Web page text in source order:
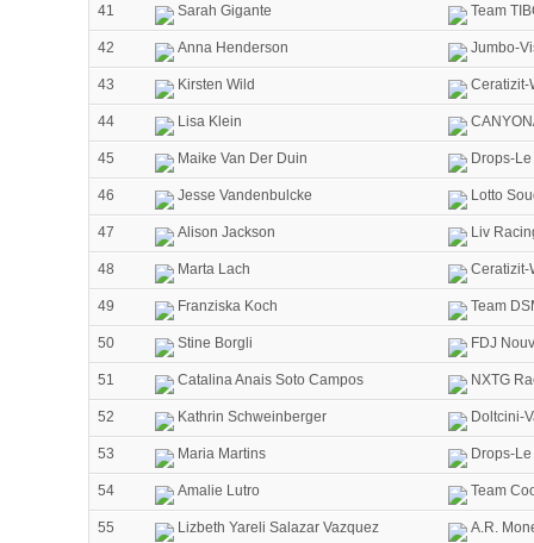
41 Sarah Gigante Team
42 Anna Henderson Jumbo-
43 Kirsten Wild Ceratizit-
44 Lisa Klein
45 Maike Van Der Duin Drops-
46 Jesse Vandenbulcke Lotto
47 Alison Jackson Liv
48 Marta Lach Ceratizit-
49 Franziska Koch Team
50 Stine Borgli FDJ
51 Catalina Anais Soto Campos NXTG
52 Kathrin Schweinberger Doltcini-
53 Maria Martins Drops-
54 Amalie Lutro Team
55 Lizbeth Yareli Salazar Vazquez A.R.